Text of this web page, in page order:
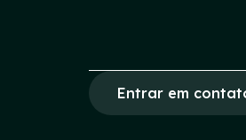
Entrar em